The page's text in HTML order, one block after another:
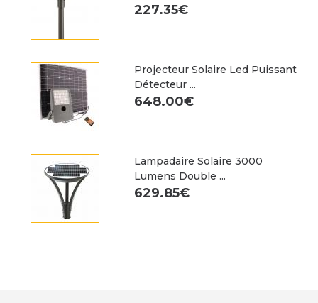
227.35€
Projecteur Solaire Led Puissant
Détecteur ...
648.00€
Lampadaire Solaire 3000
Lumens Double ...
629.85€